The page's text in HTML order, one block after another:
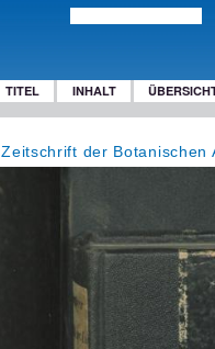
TITEL INHALT
Zeitschrift der Botanischen